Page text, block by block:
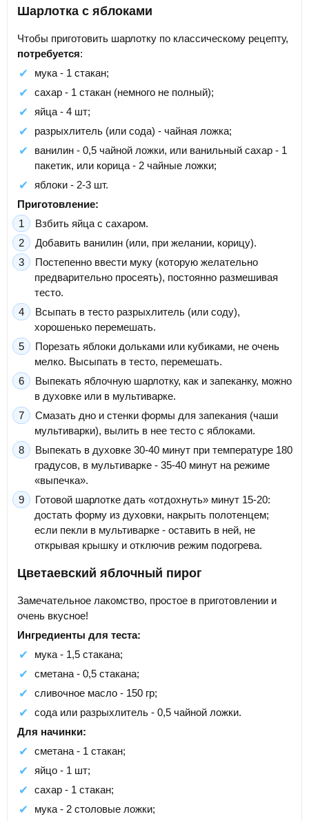
Шарлотка с яблоками
Чтобы приготовить шарлотку по классическому рецепту,
потребуется:
мука - 1 стакан;
сахар - 1 стакан (немного не полный);
яйца - 4 шт;
разрыхлитель (или сода) - чайная ложка;
ванилин - 0,5 чайной ложки, или ванильный сахар - 1
пакетик, или корица - 2 чайные ложки;
яблоки - 2-3 шт.
Приготовление:
Взбить яйца с сахаром.
Добавить ванилин (или, при желании, корицу).
Постепенно ввести муку (которую желательно
предварительно просеять), постоянно размешивая
тесто.
Всыпать в тесто разрыхлитель (или соду),
хорошенько перемешать.
Порезать яблоки дольками или кубиками, не очень
мелко. Высыпать в тесто, перемешать.
Выпекать яблочную шарлотку, как и запеканку, можно
в духовке или в мультиварке.
Смазать дно и стенки формы для запекания (чаши
мультиварки), вылить в нее тесто с яблоками.
Выпекать в духовке 30-40 минут при температуре 180
градусов, в мультиварке - 35-40 минут на режиме
«выпечка».
Готовой шарлотке дать «отдохнуть» минут 15-20:
достать форму из духовки, накрыть полотенцем;
если пекли в мультиварке - оставить в ней, не
открывая крышку и отключив режим подогрева.
Цветаевский яблочный пирог
Замечательное лакомство, простое в приготовлении и
очень вкусное!
Ингредиенты для теста:
мука - 1,5 стакана;
сметана - 0,5 стакана;
сливочное масло - 150 гр;
сода или разрыхлитель - 0,5 чайной ложки.
Для начинки:
сметана - 1 стакан;
яйцо - 1 шт;
сахар - 1 стакан;
мука - 2 столовые ложки;